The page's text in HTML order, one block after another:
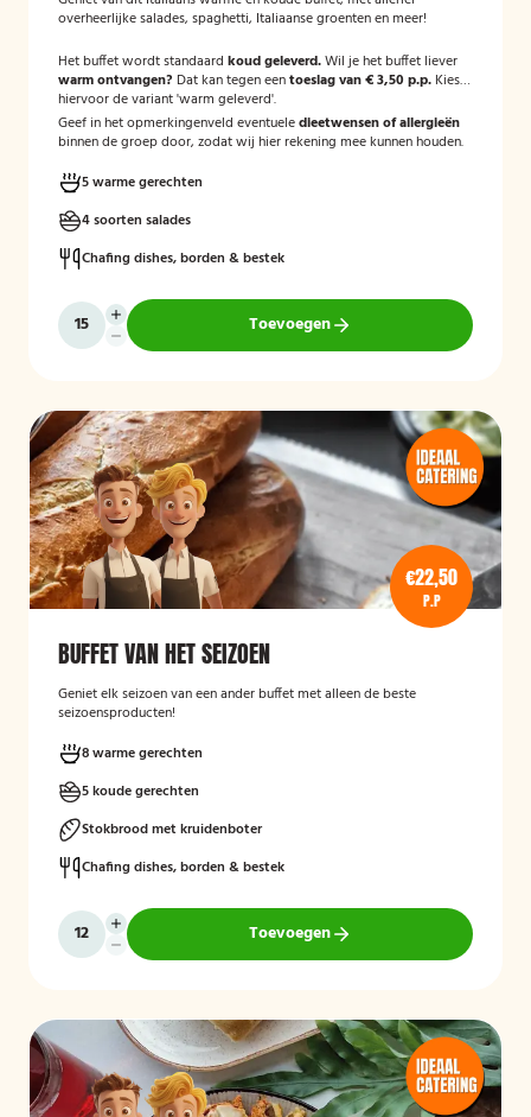
overheerlijke salades, spaghetti, Italiaanse groenten en meer!
Het buffet wordt standaard koud geleverd.Wil je het buffet liever
warm ontvangen? Dat kan tegen eentoeslag van € 3,50 p.p. Kies
hiervoor de variant 'warm geleverd'.
Geef in het opmerkingenveld eventueledieetwensen of allergieën
binnen de groep door, zodat wij hier rekening mee kunnen houden.
5 warme gerechten
4 soorten salades
Chafing dishes, borden & bestek
Toevoegen
€22,50
P.P
BUFFET VAN HET SEIZOEN
Geniet elk seizoen van een ander buffet met alleen de beste
seizoensproducten!
8 warme gerechten
5 koude gerechten
Stokbrood met kruidenboter
Chafing dishes, borden & bestek
Toevoegen